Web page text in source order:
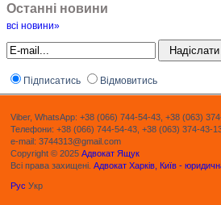
Останні новини
всі новини»
Підписатись Відмовитись
Viber, WhatsApp: +38 (066) 744-54-43, +38 (063)
Телефони: +38 (066) 744-54-43, +38 (063) 374-43-
e-mail: 3744313@gmail.com
Copyright © 2025 Адвокат Ящук
Всі права захищені. Адвокат Харків, Київ -
Рус Укр